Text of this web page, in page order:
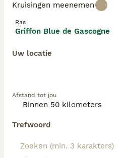
Kruisingen meenemen
Ras
Griffon Blue de Gascogne
Uw locatie
Afstand tot jou
Trefwoord